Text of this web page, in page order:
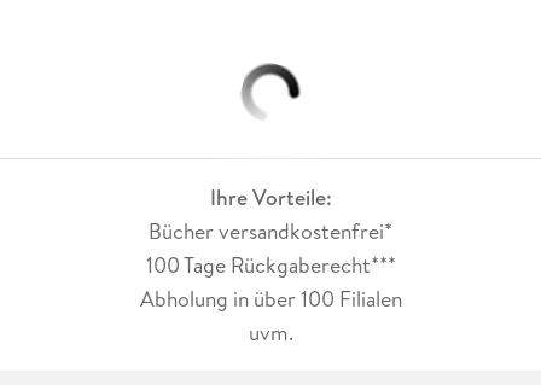
Ihre Vorteile:
Bücher versandkostenfrei*
100 Tage Rückgaberecht***
Abholung in über 100 Filialen
uvm.